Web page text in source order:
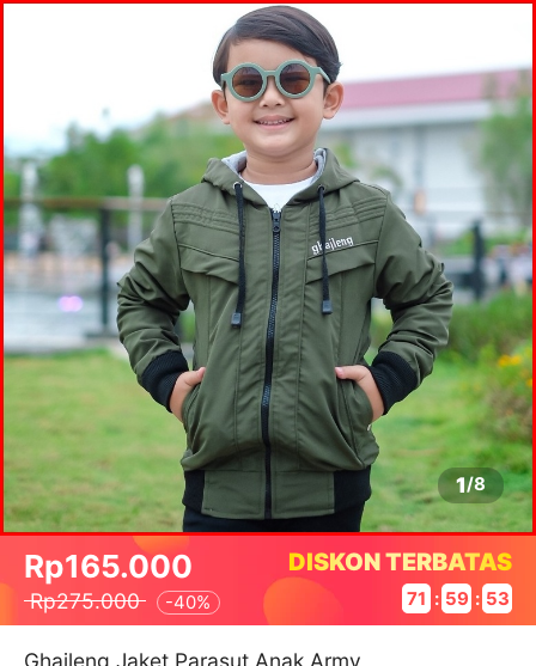
1/8
Rp165.000
Rp275.000 -40%
DISKON TERBATAS
71 : 59 : 52
Ghajleng Jaket Parasut Anak Army